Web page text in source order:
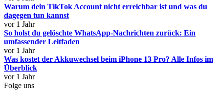
Warum dein TikTok Account nicht erreichbar ist und was du
dagegen tun kannst
vor 1 Jahr
So holst du gelöschte WhatsApp-Nachrichten zurück: Ein
umfassender Leitfaden
vor 1 Jahr
Was kostet der Akkuwechsel beim iPhone 13 Pro? Alle Infos im
Überblick
vor 1 Jahr
Folge uns